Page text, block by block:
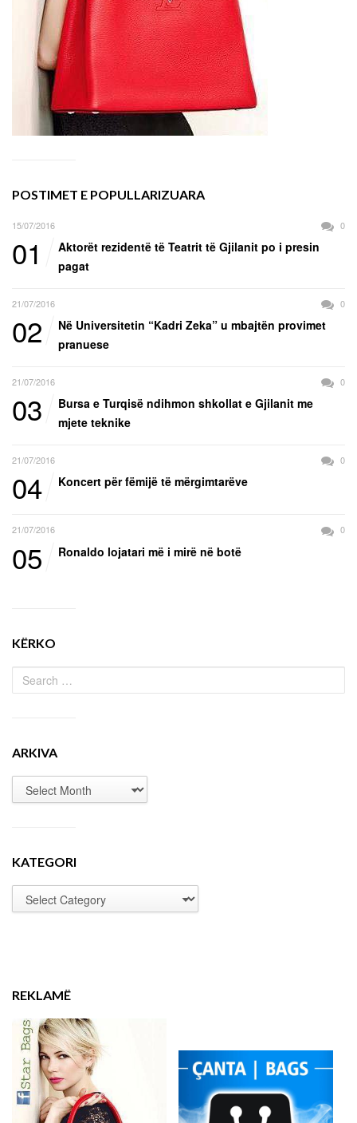
POSTIMET E POPULLARIZUARA
15/07/2016 0
01
Aktorët rezidentë të Teatrit të Gjilanit po i presin
pagat
21/07/2016 0
02
Në Universitetin “Kadri Zeka” u mbajtën provimet
pranuese
21/07/2016 0
03
Bursa e Turqisë ndihmon shkollat e Gjilanit me
mjete teknike
21/07/2016 0
04 Koncert për fëmijë të mërgimtarëve
21/07/2016 0
05 Ronaldo lojatari më i mirë në botë
KËRKO
ARKIVA
KATEGORI
REKLAMË